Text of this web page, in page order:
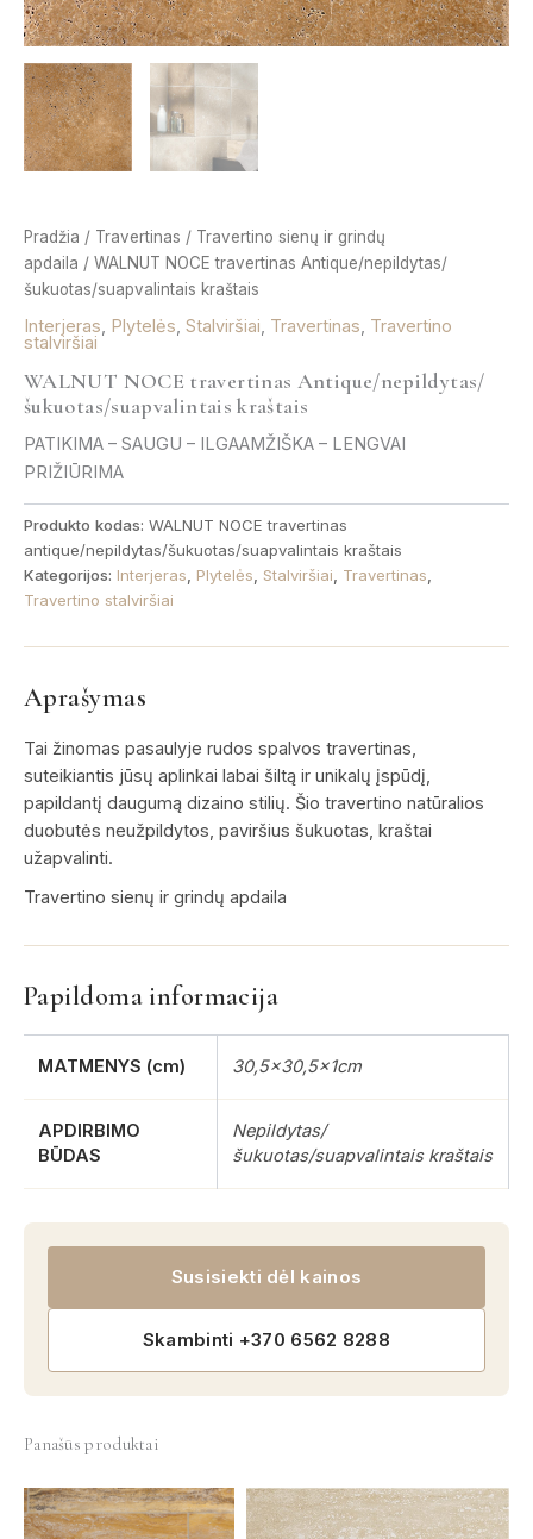
Pradžia / Travertinas / Travertino sienų ir grindų
apdaila / WALNUT NOCE travertinas Antique/nepildytas/
šukuotas/suapvalintais kraštais
Interjeras, Plytelės, Stalviršiai, Travertinas, Travertino
stalviršiai
WALNUT NOCE travertinas Antique/nepildytas/
šukuotas/suapvalintais kraštais
PATIKIMA – SAUGU – ILGAAMŽIŠKA – LENGVAI
PRIŽIŪRIMA
Produkto kodas: WALNUT NOCE travertinas
antique/nepildytas/šukuotas/suapvalintais kraštais
Kategorijos: Interjeras Plytelės Stalviršiai Travertinas
Travertino stalviršiai
Aprašymas
Tai žinomas pasaulyje rudos spalvos travertinas,
suteikiantis jūsų aplinkai labai šiltą ir unikalų įspūdį,
papildantį daugumą dizaino stilių. Šio travertino natūralios
duobutės neužpildytos, paviršius šukuotas, kraštai
užapvalinti.
Travertino sienų ir grindų apdaila
Papildoma informacija
MATMENYS (cm) 30,5×30,5x1cm
APDIRBIMO
BŪDAS
Nepildytas/
šukuotas/suapvalintais kraštais
Susisiekti dėl kainos
Skambinti +370 6562 8288
Panašūs produktai